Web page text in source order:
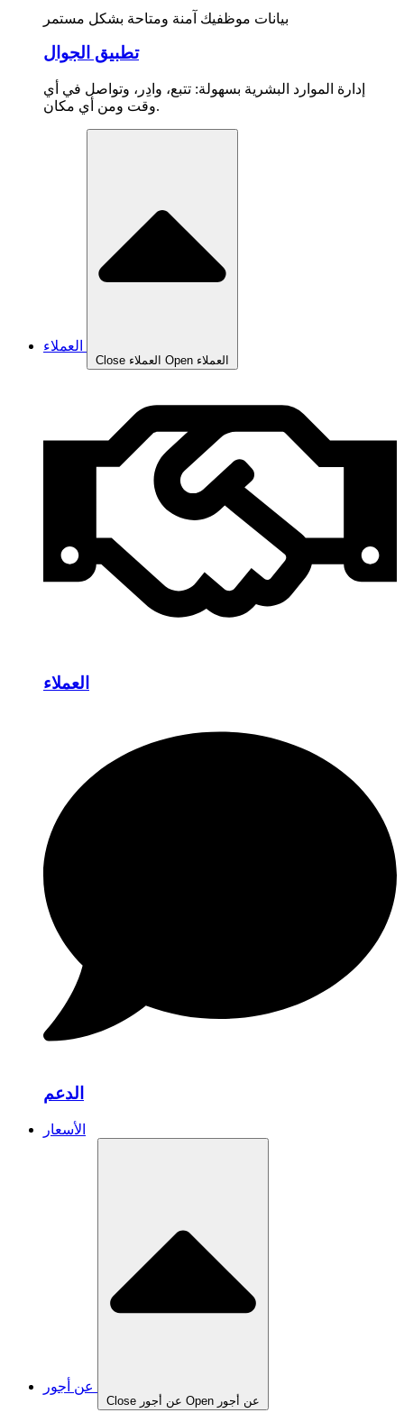
بيانات موظفيك آمنة ومتاحة بشكل مستمر
تطبيق الجوال
إدارة الموارد البشرية بسهولة: تتبع، وادِر، وتواصل في أي
وقت ومن أي مكان.
Close العملاء Open العملاء
العملاء
الدعم
الأسعار
Close عن أجور Open عن أجور